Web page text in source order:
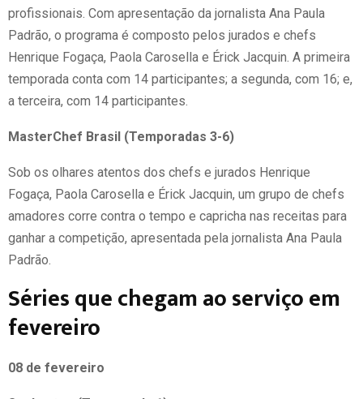
profissionais. Com apresentação da jornalista Ana Paula
Padrão, o programa é composto pelos jurados e chefs
Henrique Fogaça, Paola Carosella e Érick Jacquin. A primeira
temporada conta com 14 participantes; a segunda, com 16; e,
a terceira, com 14 participantes.
MasterChef Brasil (Temporadas 3-6)
Sob os olhares atentos dos chefs e jurados Henrique
Fogaça, Paola Carosella e Érick Jacquin, um grupo de chefs
amadores corre contra o tempo e capricha nas receitas para
ganhar a competição, apresentada pela jornalista Ana Paula
Padrão.
Séries que chegam ao serviço em
fevereiro
08 de fevereiro